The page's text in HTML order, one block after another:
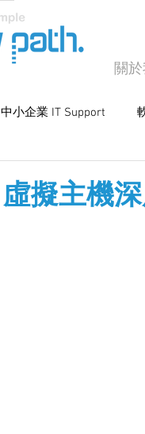
關
中小企業 IT Support
系統優化與維護
虛擬主機